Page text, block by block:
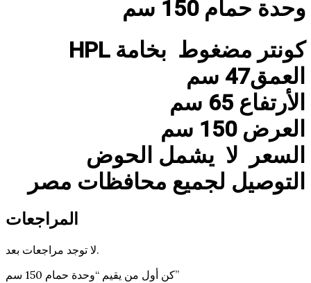
وحدة حمام 150 سم
HPL كونتر مضغوط بخامة
العمق47 سم
الأرتفاع 65 سم
العرض 150 سم
السعر لا يشمل الحوض
التوصيل لجميع محافظات مصر
المراجعات
لا توجد مراجعات بعد.
كن أول من يقيم “وحدة حمام 150 سم”